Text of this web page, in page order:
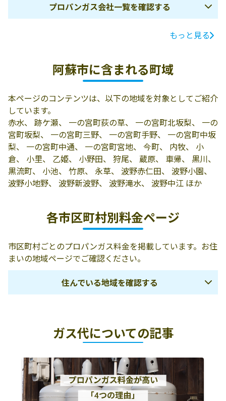
プロパンガス会社一覧を確認する
電話番号
村本商店
山部石油店
阿蘇市内牧120
0967-32-0635
佐伯商店
阿蘇市黒川1087
0967-34-0202
合資会社阿蘇プ
ロパン商会
阿蘇市内牧292 0967-32-0721
一の宮町宮地
1926
ＪＡ阿蘇／中部
ＬＰガスセンタ
ー
阿蘇市狩尾790-3 0967-32-4424
もっと見る
阿蘇市に含まれる町域
本ページのコンテンツは、以下の地域を対象としてご紹介
しています。
赤水、 跡ケ瀬、 一の宮町荻の草、 一の宮町北坂梨、 一の
宮町坂梨、 一の宮町三野、 一の宮町手野、 一の宮町中坂
梨、 一の宮町中通、 一の宮町宮地、 今町、 内牧、 小
倉、 小里、 乙姫、 小野田、 狩尾、 蔵原、 車帰、 黒川、
黒流町、 小池、 竹原、 永草、 波野赤仁田、 波野小園、
波野小地野、 波野新波野、 波野滝水、 波野中江 ほか
各市区町村別料金ページ
市区町村ごとのプロパンガス料金を掲載しています。お住
まいの地域ページでご確認ください。
住んでいる地域を確認する
下益城郡美里町
玉名市
荒尾市
玉名郡南関町
玉名郡長洲町
菊池市
合志市
菊池郡大津町 菊池郡菊陽町
ガス代についての記事